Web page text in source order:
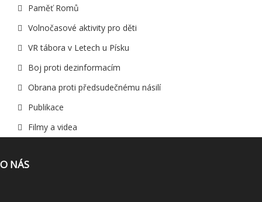
Paměť Romů
Volnočasové aktivity pro děti
VR tábora v Letech u Písku
Boj proti dezinformacím
Obrana proti předsudečnému násilí
Publikace
Filmy a videa
O NÁS